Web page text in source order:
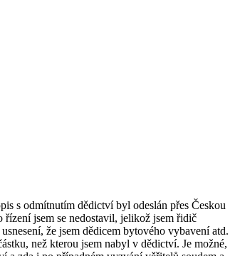
s odmítnutím dědictví byl odeslán přes Českou
jsem se nedostavil, jelikož jsem řidič
že jsem dědicem bytového vybavení atd.
než kterou jsem nabyl v dědictví. Je možné,